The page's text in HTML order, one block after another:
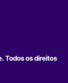
Todos os direitos